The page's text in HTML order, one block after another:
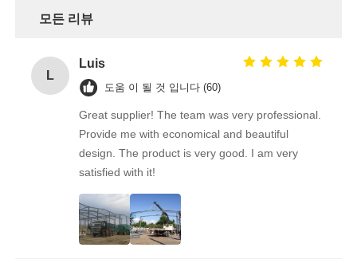
모든 리뷰
L
Luis
도움 이 될 것 입니다 (60)
Great supplier! The team was very professional.
Provide me with economical and beautiful
design. The product is very good. I am very
satisfied with it!